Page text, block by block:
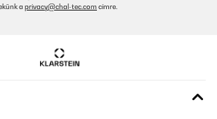
a privacy@chal-tec.com címre.